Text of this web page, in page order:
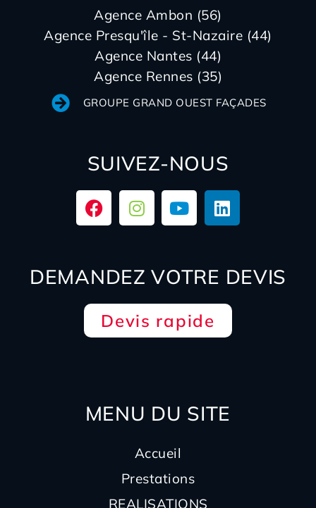
Agence Ambon (56)
Agence Presqu'île - St-Nazaire (44)
Agence Nantes (44)
Agence Rennes (35)
GROUPE GRAND OUEST FAÇADES
SUIVEZ-NOUS
DEMANDEZ VOTRE DEVIS
Devis rapide
MENU DU SITE
Accueil
Prestations
REALISATIONS